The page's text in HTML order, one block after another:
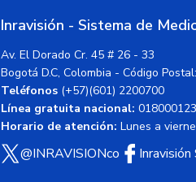
Inravisión - Sistema de
Av. El Dorado Cr. 45 # 26 - 33
Bogotá D.C, Colombia - Código
Teléfonos (+57)(601) 2200700
Línea gratuita nacional:
Horario de atención: Lunes a
@INRAVISIONco